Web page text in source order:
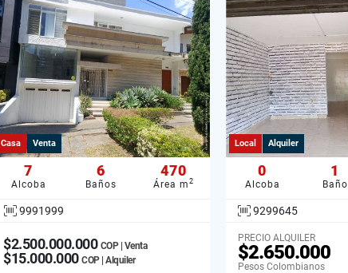
Casa Venta
7
Alcoba
6
Baños
470
Área m 2
9991999
$2.500.000.000 COP | Venta
$15.000.000 COP | Alquiler
Local Alquiler
0
Alcoba
1
Baño
9299645
PRECIO ALQUILER
$2.650.000
Pesos Colombianos